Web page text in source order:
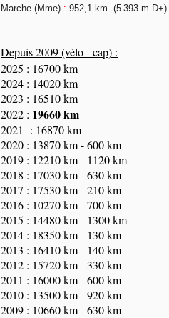
Marche (Mme) : 952,1 km (5 393 m D+)
Depuis 2009 (vélo - cap) :
2025 : 16700 km
2024 : 14020 km
2023 : 16510 km
2022 : 19660 km
2021 : 16870 km
2020 : 13870 km - 600 km
2019 : 12210 km - 1120 km
2018 : 17030 km - 630 km
2017 : 17530 km - 210 km
2016 : 10270 km - 700 km
2015 : 14480 km - 1300 km
2014 : 18350km- 130 km
2013 : 16410 km - 140 km
2012 : 15720 km - 330 km
2011 : 16000 km - 600 km
2010 : 13500 km - 920 km
2009 : 10660 km - 630 km